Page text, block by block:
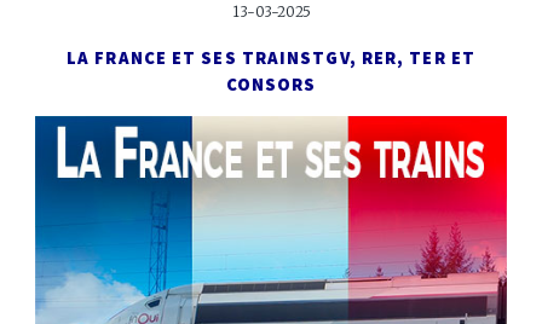
13-03-2025
LA FRANCE ET SES TRAINSTGV, RER, TER ET
CONSORS